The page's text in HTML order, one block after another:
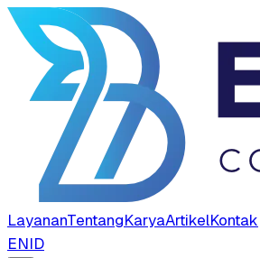
LayananTentangKaryaArtikelKontak
ENID